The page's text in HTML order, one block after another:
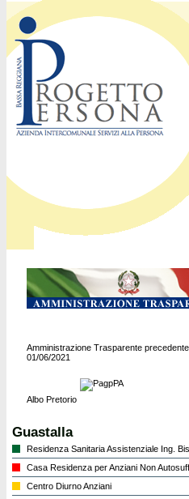
Amministrazione Trasparente
01/06/2021
Albo Pretorio
Guastalla
Residenza Sanitaria Assistenziale Ing.
Casa Residenza per Anziani Non
Centro Diurno Anziani